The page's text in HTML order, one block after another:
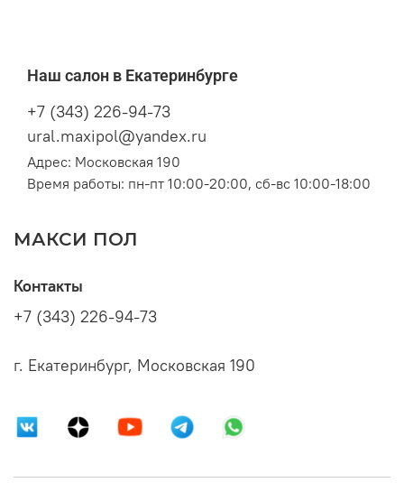
Наш салон в Екатеринбурге
+7 (343) 226-94-73
ural.maxipol@yandex.ru
Адрес: Московская 190
Время работы: пн-пт 10:00-20:00, сб-вс 10:00-18:00
МАКСИ ПОЛ
Контакты
+7 (343) 226-94-73
г. Екатеринбург, Московская 190